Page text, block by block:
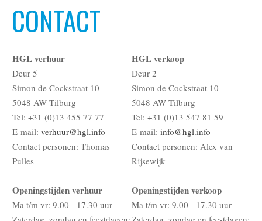
CONTACT
HGL verhuur
Deur 5
Simon de Cockstraat 10
5048 AW Tilburg
Tel: +31 (0)13 455 77 77
E-mail: verhuur@hgl.info
Contact personen: Thomas
Pulles
Openingstijden verhuur
Ma t/m vr: 9.00 - 17.30 uur
HGL verkoop
Deur 2
Simon de Cockstraat 10
5048 AW Tilburg
Tel: +31 (0)13 547 81 59
E-mail: info@hgl.info
Contact personen: Alex van
Rijsewijk
Openingstijden verkoop
Ma t/m vr: 9.00 - 17.30 uur